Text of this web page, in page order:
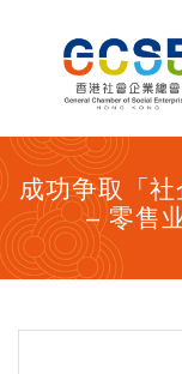
成功争取「
– 零售